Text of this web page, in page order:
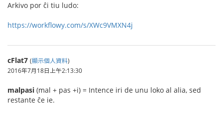
Arkivo por ĉi tiu ludo:
https://workflowy.com/s/XWc9VMXN4j
cFlat7 (顯示個人資料)
2016年7月18日上午2:13:30
malpasi (mal + pas +i) = Intence iri de unu loko al alia, sed
restante ĉe ie.